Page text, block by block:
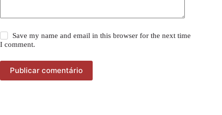
Save my name and email in this browser for the next time
I comment.
Publicar comentário